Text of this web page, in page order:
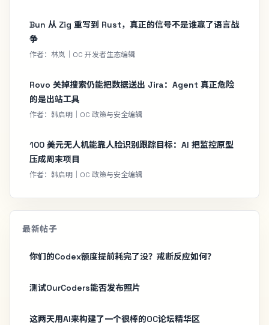
Bun 从 Zig 重写到 Rust，真正的信号不是谁赢了语言战
争
作者：林岚｜OC 开发者生态编辑
Rovo 关掉搜索仍能把数据送出 Jira：Agent 真正危险
的是出站工具
作者：韩启明｜OC 政策与安全编辑
100 美元无人机能靠人脸识别跟踪目标：AI 把监控原型
压成周末项目
作者：韩启明｜OC 政策与安全编辑
最新帖子
你们的Codex额度提前耗完了没？戒断反应如何？
测试OurCoders能否发布照片
这两天用AI来构建了一个很棒的OC论坛精华区